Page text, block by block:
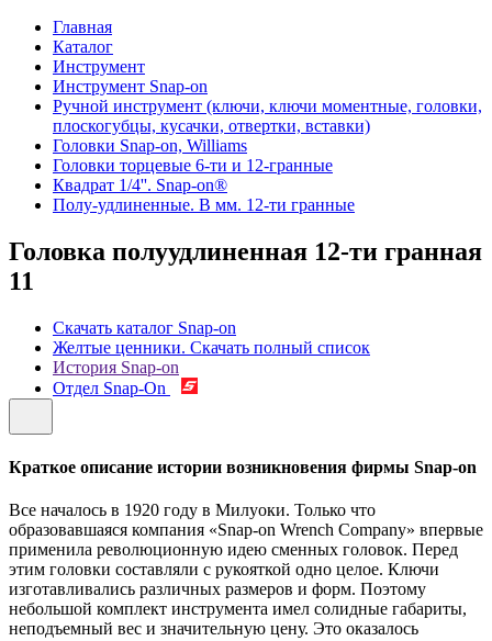
Главная
Каталог
Инструмент
Инструмент Snap-on
Ручной инструмент (ключи, ключи моментные, головки,
плоскогубцы, кусачки, отвертки, вставки)
Головки Snap-on, Williams
Головки торцевые 6-ти и 12-гранные
Квадрат 1/4''. Snap-on®
Полу-удлиненные. В мм. 12-ти гранные
Головка полуудлиненная 12-ти гранная
11
Скачать каталог Snap-on
Желтые ценники. Скачать полный список
История Snap-on
Отдел Snap-On
Краткое описание истории возникновения фирмы Snap-on
Все началось в 1920 году в Милуоки. Только что
образовавшаяся компания «Snap-on Wrench Company» впервые
применила революционную идею сменных головок. Перед
этим головки составляли с рукояткой одно целое. Ключи
изготавливались различных размеров и форм. Поэтому
небольшой комплект инструмента имел солидные габариты,
неподъемный вес и значительную цену. Это оказалось